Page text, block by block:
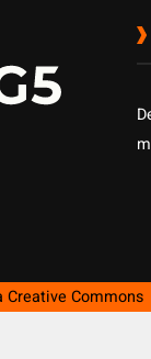
Creative Commons